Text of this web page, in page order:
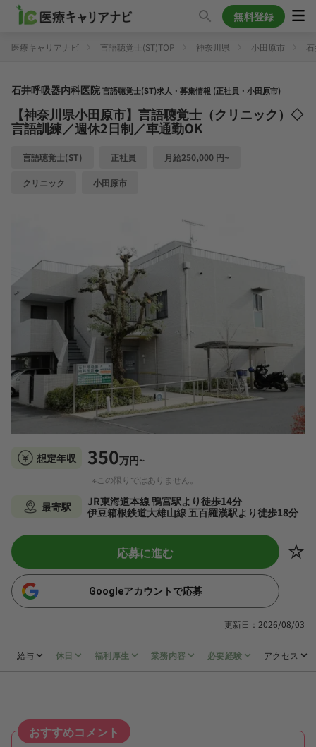
無料登録
医療キャリアナビ 言語聴覚士(ST)TOP 神奈川県 小田原市
石井呼吸器内科医院言語聴覚士(ST)求人・募集情報 (正社員・小田原市)
【神奈川県小田原市】言語聴覚士（クリニック）◇
言語訓練／週休2日制／車通勤OK
言語聴覚士(ST) 正社員 月給250,000 円~
クリニック 小田原市
想定年収 350万円~
※この限りではありません。
最寄駅
JR東海道本線 鴨宮駅より徒歩14分
伊豆箱根鉄道大雄山線 五百羅漢駅より徒歩18分
応募に進む
Googleアカウントで応募
更新日：2026/08/03
給与 休日 福利厚生 業務内容 必要経験 アクセス
おすすめコメント